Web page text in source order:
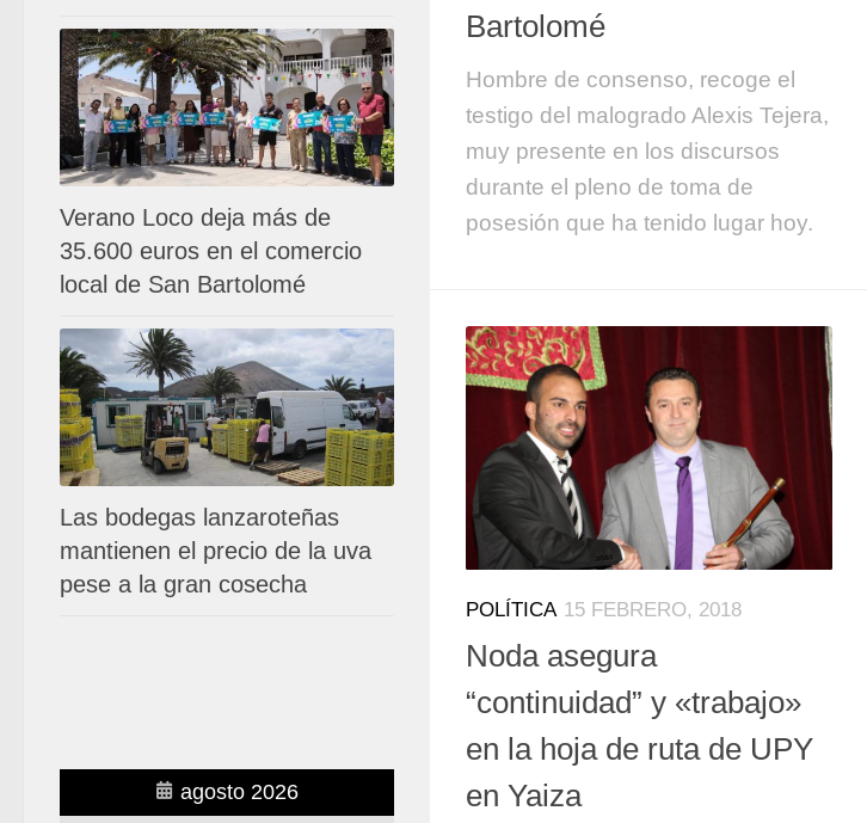
Bartolomé
Hombre de consenso, recoge el
testigo del malogrado Alexis Tejera,
muy presente en los discursos
durante el pleno de toma de
posesión que ha tenido lugar hoy.
POLÍTICA 15 FEBRERO, 2018
Noda asegura
“continuidad” y «trabajo»
en la hoja de ruta de UPY
en Yaiza
Verano Loco deja más de
35.600 euros en el comercio
local de San Bartolomé
Las bodegas lanzaroteñas
mantienen el precio de la uva
pese a la gran cosecha
agosto 2026